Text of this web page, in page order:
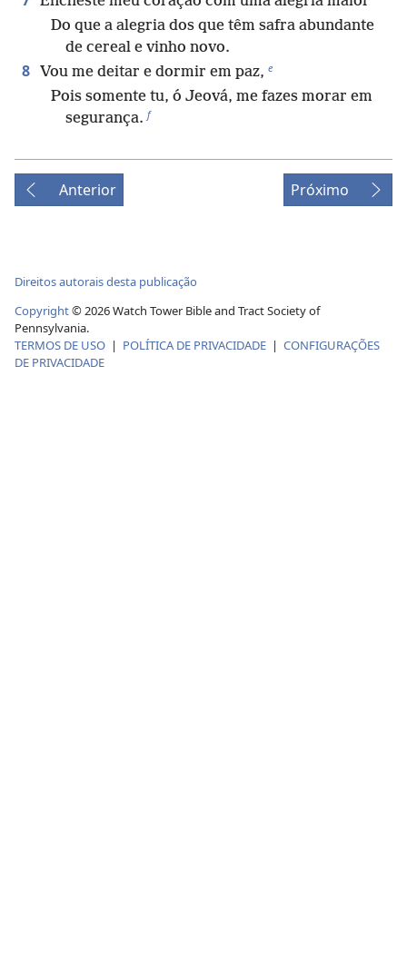
Do que a alegria dos que têm safra abundante
de cereal e vinho novo.
8 Vou me deitar e dormir em paz, e
Pois somente tu, ó Jeová, me fazes morar em
segurança. f
Anterior Próximo
Direitos autorais desta publicação
Copyright©2026Watch Tower Bible and Tract Society of
Pennsylvania.
TERMOS DE USO | POLÍTICA DE PRIVACIDADE | CONFIGURAÇÕES
DE PRIVACIDADE